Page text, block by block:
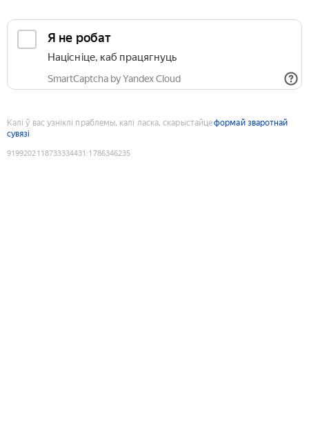
Я не робат
Націсніце, каб працягнуць
SmartCaptcha by Yandex Cloud
Калі ў вас узніклі праблемы, калі ласка, скарыстайцеформай зваротнай
сувязі
9199202118733334431 :1786346235